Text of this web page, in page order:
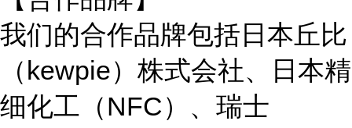
我们的合作品牌包括日本丘比
（kewpie）株式会社、日本精
细化工（NFC）、瑞士